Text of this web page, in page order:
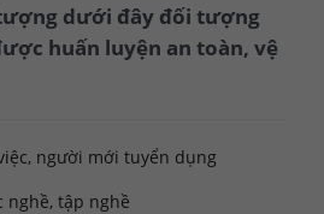
dưới đây đối tượng
huấn luyện an toàn, vệ
người mới tuyển dụng
nghề, tập nghề